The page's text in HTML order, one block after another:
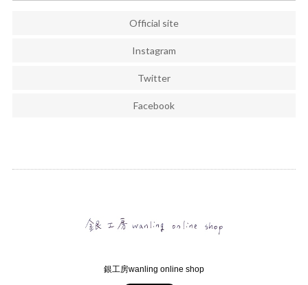
Official site
Instagram
Twitter
Facebook
銀工房wanling online shop